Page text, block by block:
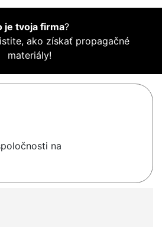
je tvoja firma?
ako získať propagačné
materiály!
na